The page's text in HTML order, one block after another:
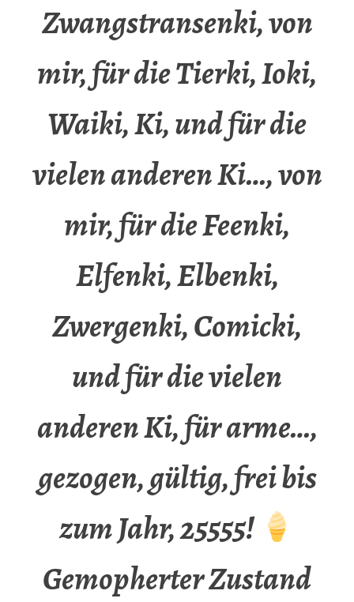
Zwangstransenki, von
mir, für die Tierki, Ioki,
Waiki, Ki, und für die
vielen anderen Ki…, von
mir, für die Feenki,
Elfenki, Elbenki,
Zwergenki, Comicki,
und für die vielen
anderen Ki, für arme…,
gezogen, gültig, frei bis
zum Jahr, 25555!
Gemopherter Zustand